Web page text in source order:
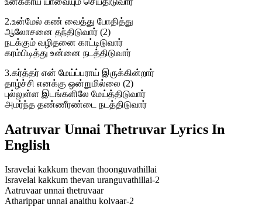
2.உன்மேல் கண் வைத்து போதித்து
ஆலோசனை தந்திடுவார் (2)
நடக்கும் வழிதனை காட்டிடுவார்
கரம்பிடித்து உன்னை நடத்திடுவார்
3.கர்த்தர் என் மேய்ப்பராய் இருக்கின்றார்
தாழ்ச்சி எனக்கு ஒன்றுமில்லை (2)
புல்லுள்ள இடங்களிலே மேய்த்திடுவார்
அமர்ந்த தண்ணீரண்டை நடத்திடுவார்
Aatruvar Unnai Thetruvar Lyrics In
English
Isravelai kakkum thevan thoonguvathillai
Isravelai kakkum thevan uranguvathillai-2
Aatruvaar unnai thetruvaar
Atharippar unnai anaithu kolvaar-2